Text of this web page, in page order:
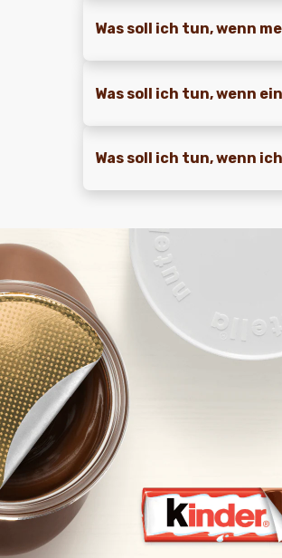
Was soll ich tun, wenn
Was soll ich tun, wenn
Was soll ich tun, wenn